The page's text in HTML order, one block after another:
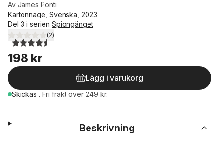
Av James Ponti
Kartonnage, Svenska, 2023
Del 3 i serien Spiongänget
4,5utav 5 stjärnor. Totalt antal röster:
(2)
198 kr
Lägg i varukorg
Skickas . Fri frakt över 249 kr.
Beskrivning